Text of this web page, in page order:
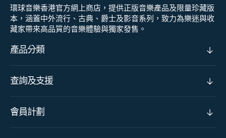
環球音樂香港官方網上商店，提供正版音樂產品及限量珍藏版
本，涵蓋中外流行、古典、爵士及影音系列，致力為樂迷與收
藏家帶來高品質的音樂體驗與獨家發售。
產品分類
查詢及支援
會員計劃